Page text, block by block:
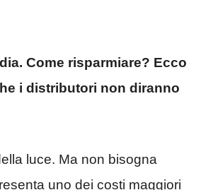
Come risparmiare? Ecco
i distributori non diranno
luce. Ma non bisogna
uno dei costi maggiori